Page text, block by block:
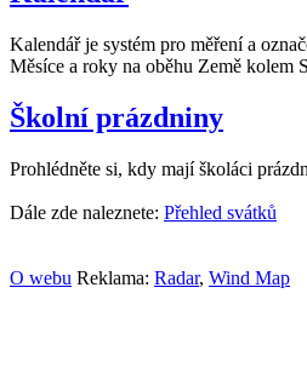
Kalendář je systém pro měření a
Měsíce a roky na oběhu Země kolem
Školní prázdniny
Prohlédněte si, kdy mají školáci
Dále zde naleznete: Přehled svátků
O webu Reklama: Radar, Wind Map